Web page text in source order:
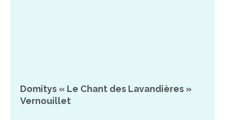
Domitys « Le Chant des Lavandières »
Vernouillet